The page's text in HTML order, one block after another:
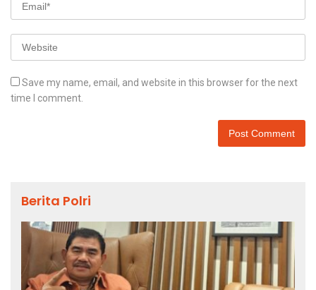
Save my name, email, and website in this browser for the next
time I comment.
Berita Polri